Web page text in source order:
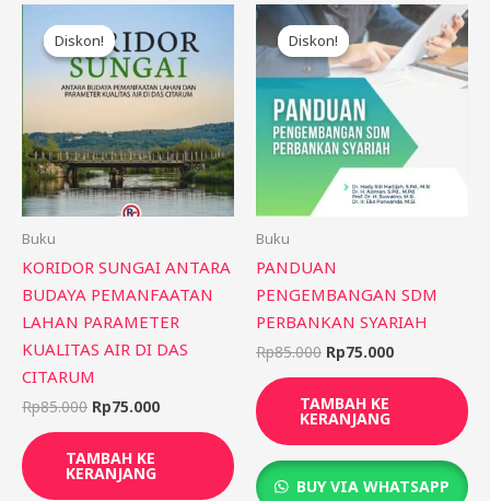
Diskon!
Diskon!
Buku
KORIDOR SUNGAI ANTARA
BUDAYA PEMANFAATAN
LAHAN PARAMETER
KUALITAS AIR DI DAS
CITARUM
Rp85.000
aslinya
adalah:
Rp85.000.
Rp75.000
saat
ini
adalah:
Rp75.000.
TAMBAH KE
KERANJANG
Diskon!
Diskon!
Buku
PANDUAN
PENGEMBANGAN SDM
PERBANKAN SYARIAH
Rp85.000
Harga
aslinya
adalah:
Rp85.000.
Rp75.000
Harga
saat
ini
adalah:
Rp75.000.
TAMBAH KE
KERANJANG
BUY VIA WHATSAPP